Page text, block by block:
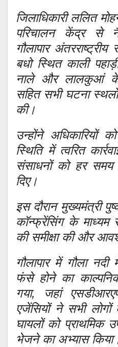
जिलाधिकारी ललित
परिचालन केंद्र से
गौलापार
बधो स्थित काली
नाले और लालकुआं के
सहित सभी घटना स्थलों
की।
उन्होंने अधिकारियों
स्थिति में त्वरित
संसाधनों को हर
दिए।
इस दौरान मुख्यमंत्री
कॉन्फ्रेंसिंग के माध्यम
की समीक्षा की और
गौलापार में गौला
फंसे होने का
गया, जहां
एजेंसियों ने सभी
घायलों को प्राथमिक
भेजने का अभ्यास